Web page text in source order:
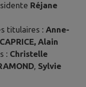
Réjane
titulaires : Anne-
Alain
: Christelle
, Sylvie